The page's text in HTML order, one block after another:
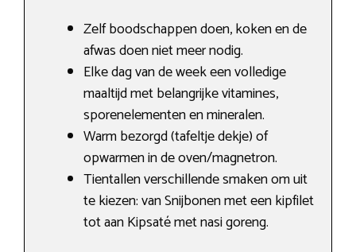
Zelf boodschappen doen, koken en de
afwas doen niet meer nodig.
Elke dag van de week een volledige
maaltijd met belangrijke vitamines,
sporenelementen en mineralen.
Warm bezorgd (tafeltje dekje) of
opwarmen in de oven/magnetron.
Tientallen verschillende smaken om uit
te kiezen: van Snijbonen met een kipfilet
tot aan Kipsaté met nasi goreng.